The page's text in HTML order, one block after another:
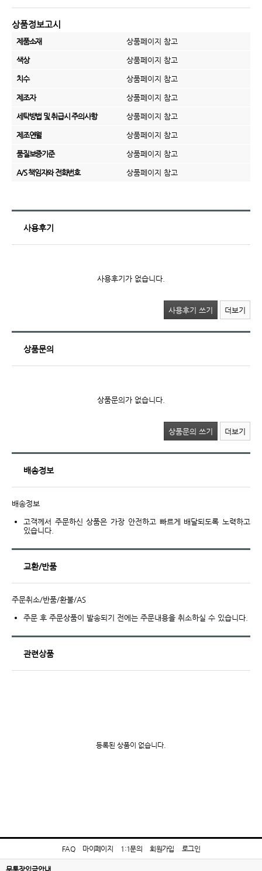
상품정보고시
제품소재 상품페이지 참고
색상 상품페이지 참고
치수 상품페이지 참고
제조자 상품페이지 참고
세탁방법 및 취급시 주의사항 상품페이지 참고
제조연월 상품페이지 참고
품질보증기준 상품페이지 참고
A/S 책임자와 전화번호 상품페이지 참고
사용후기
사용후기가 없습니다.
사용후기 쓰기 더보기
상품문의
상품문의가 없습니다.
상품문의 쓰기 더보기
배송정보
배송정보
고객께서 주문하신 상품은 가장 안전하고 빠르게 배달되도록 노력하고
있습니다.
교환/반품
주문취소/반품/환불/AS
주문 후 주문상품이 발송되기 전에는 주문내용을 취소하실 수 있습니다.
관련상품
등록된 상품이 없습니다.
FAQ 마이페이지 1:1문의 회원가입 로그인